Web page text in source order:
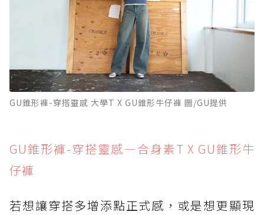
GU錐形褲-穿搭靈感 大學T X GU錐形牛仔褲 圖/GU提供
GU錐形褲-穿搭靈感—合身素T X GU錐形牛
仔褲
若想讓穿搭多增添點正式感，或是想更顯現